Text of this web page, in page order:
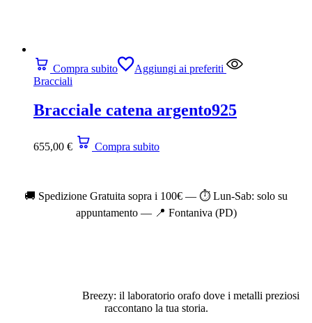
Compra subito
Aggiungi ai preferiti
Bracciali
Bracciale catena argento925
655,00 € Compra subito
🚚 Spedizione Gratuita sopra i 100€ — ⏱️ Lun-Sab: solo su
appuntamento — 📍 Fontaniva (PD)
Breezy: il laboratorio orafo dove i metalli preziosi
raccontano la tua storia.